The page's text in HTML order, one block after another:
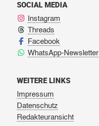
SOCIAL MEDIA
Instagram
Threads
Facebook
WhatsApp-Newsletter
WEITERE LINKS
Impressum
Datenschutz
Redakteuransicht